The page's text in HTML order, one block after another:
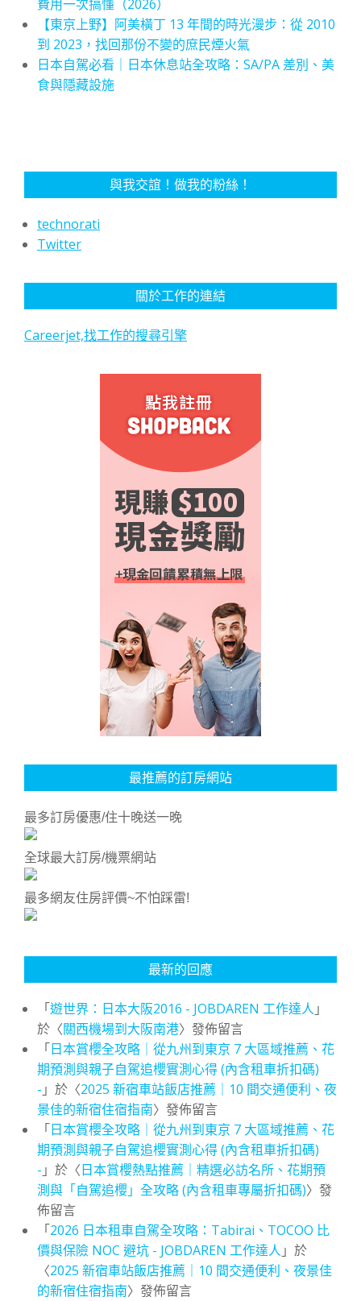
費用一次搞懂（2026）
【東京上野】阿美橫丁 13 年間的時光漫步：從 2010
到 2023，找回那份不變的庶民煙火氣
日本自駕必看｜日本休息站全攻略：SA/PA 差別、美
食與隱藏設施
與我交誼！做我的粉絲！
technorati
Twitter
關於工作的連結
Careerjet,找工作的搜尋引擎
最推薦的訂房網站
最多訂房優惠/住十晚送一晚
全球最大訂房/機票網站
最多網友住房評價~不怕踩雷!
最新的回應
「遊世界：日本大阪2016 - JOBDAREN 工作達人 」
於〈關西機場到大阪南港〉發佈留言
「日本賞櫻全攻略｜從九州到東京 7 大區域推薦、花
期預測與親子自駕追櫻實測心得 (內含租車折扣碼)
- 」於〈2025 新宿車站飯店推薦｜10 間交通便利、夜
景佳的新宿住宿指南〉發佈留言
「日本賞櫻全攻略｜從九州到東京 7 大區域推薦、花
期預測與親子自駕追櫻實測心得 (內含租車折扣碼)
- 」於〈日本賞櫻熱點推薦｜精選必訪名所、花期預
測與「自駕追櫻」全攻略 (內含租車專屬折扣碼)〉發
佈留言
「2026 日本租車自駕全攻略：Tabirai、TOCOO 比
價與保險 NOC 避坑 - JOBDAREN 工作達人 」於
〈2025 新宿車站飯店推薦｜10 間交通便利、夜景佳
的新宿住宿指南〉發佈留言